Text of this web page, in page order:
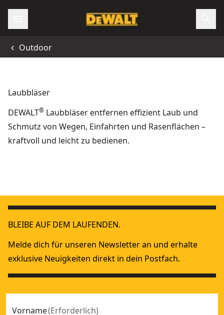
Outdoor
Laubbläser
DEWALT® Laubbläser entfernen effizient Laub und
Schmutz von Wegen, Einfahrten und Rasenflächen –
kraftvoll und leicht zu bedienen.
54 Volt Akku-Axialgebläse (bürstenlos) - Basisversion
54 Volt Akku-Axialgebläse (bürstenlos) - Basisversion
18,0 Volt Akku-Gebläse - Basisversion- SKU:DCV100-XJ
Garten- und Landschaftsbau
Grundstückspflege
Pflege & Wartung - GaLaBau
Vorbereitung und Planung
BLEIBE AUF DEM LAUFENDEN.
Melde dich für unseren Newsletter an und erhalte
exklusive Neuigkeiten direkt in dein Postfach.
Vorname(Erforderlich)